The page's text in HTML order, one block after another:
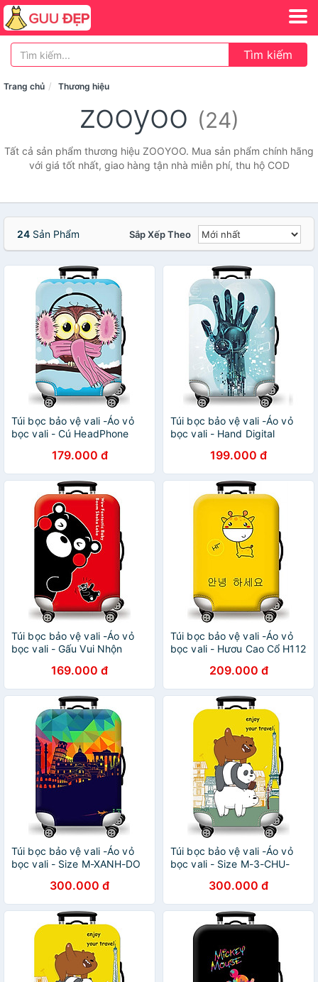
Tìm kiếm
Trang chủ Thương hiệu
zooyoo (24)
Tất cả sản phẩm thương hiệu ZOOYOO. Mua sản phẩm chính hãng
với giá tốt nhất, giao hàng tận nhà miễn phí, thu hộ COD
24 Sản Phẩm Sắp Xếp Theo
Túi bọc bảo vệ vali -Áo vỏ
bọc vali - Cú HeadPhone
179.000 đ
Túi bọc bảo vệ vali -Áo vỏ
bọc vali - Hand Digital
199.000 đ
Túi bọc bảo vệ vali -Áo vỏ
bọc vali - Gấu Vui Nhộn
169.000 đ
Túi bọc bảo vệ vali -Áo vỏ
bọc vali - Hươu Cao Cổ H112
209.000 đ
Túi bọc bảo vệ vali -Áo vỏ
bọc vali - Size M-XANH-DO
300.000 đ
Túi bọc bảo vệ vali -Áo vỏ
bọc vali - Size M-3-CHU-
300.000 đ